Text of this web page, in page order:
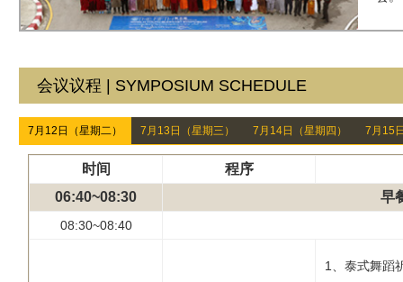
会议议程 | SYMPOSIUM SCHEDULE
7月12日（星期二） 7月13日（星期三） 7月14日（星期四） 7月15
时间
程序
06:40~08:30
早
08:30~08:40
1、泰式舞蹈